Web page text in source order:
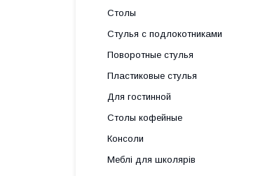
Столы
Стулья с подлокотниками
Поворотные стулья
Пластиковые стулья
Для гостинной
Столы кофейные
Консоли
Меблі для школярів